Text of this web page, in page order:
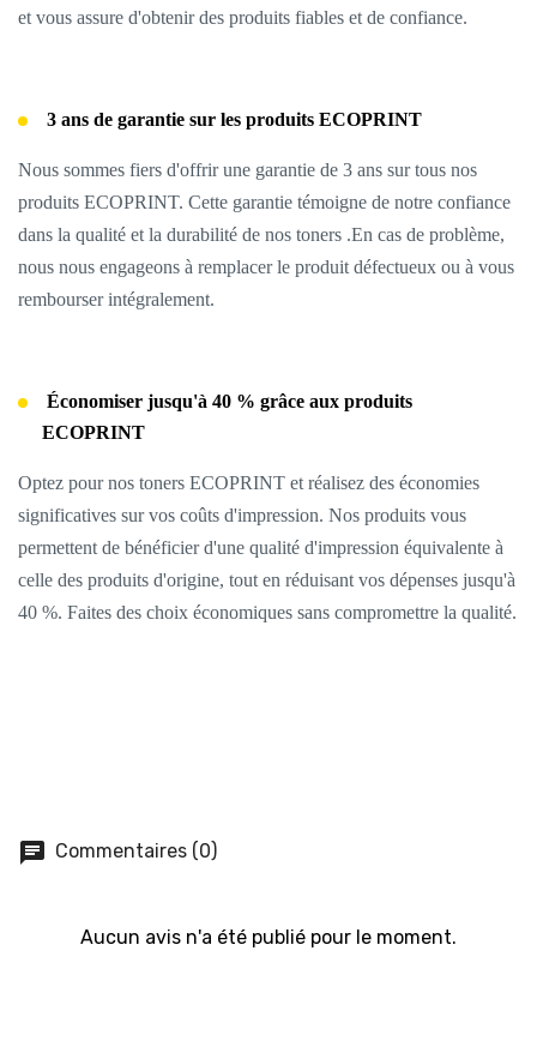
et vous assure d'obtenir des produits fiables et de confiance.
3 ans de garantie sur les produits ECOPRINT
Nous sommes fiers d'offrir une garantie de 3 ans sur tous nos
produits ECOPRINT. Cette garantie témoigne de notre confiance
dans la qualité et la durabilité de nos toners .En cas de problème,
nous nous engageons à remplacer le produit défectueux ou à vous
rembourser intégralement.
Économiser jusqu'à 40 % grâce aux produits
ECOPRINT
Optez pour nos toners ECOPRINT et réalisez des économies
significatives sur vos coûts d'impression. Nos produits vous
permettent de bénéficier d'une qualité d'impression équivalente à
celle des produits d'origine, tout en réduisant vos dépenses jusqu'à
40 %. Faites des choix économiques sans compromettre la qualité.
chat Commentaires (0)
Aucun avis n'a été publié pour le moment.